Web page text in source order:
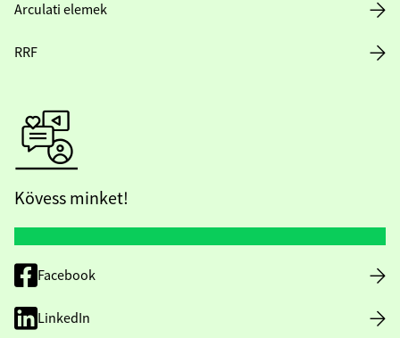
Arculati elemek
RRF
Kövess minket!
Facebook
LinkedIn